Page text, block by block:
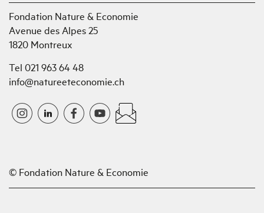
Fondation Nature & Economie
Avenue des Alpes 25
1820 Montreux
Tel 021 963 64 48
info@natureeteconomie.ch
© Fondation Nature & Economie